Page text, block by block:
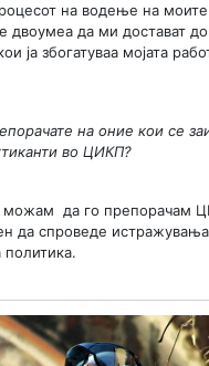
на водење на
двоумеа да ми достават
ја збогатуваа мојата
на оние кои се
во ЦИКП?
да го препорачам
да спроведе
политика.